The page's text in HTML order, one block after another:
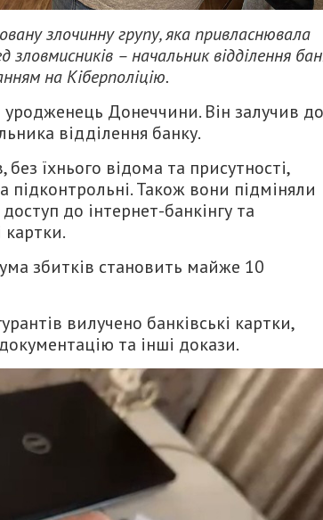
злочинну групу, яка привласнювала
– начальник відділення
на Кіберполіцію.
уродженець Донеччини. Він залучив до
відділення банку.
їхнього відома та присутності,
підконтрольні. Також вони підміняли
до інтернет-банкінгу та
картки.
збитків становить майже 10
вилучено банківські картки,
та інші докази.